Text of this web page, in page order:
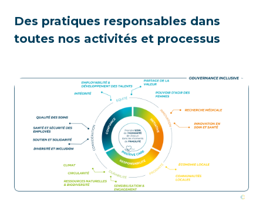
Des pratiques responsables dans
toutes nos activités et processus